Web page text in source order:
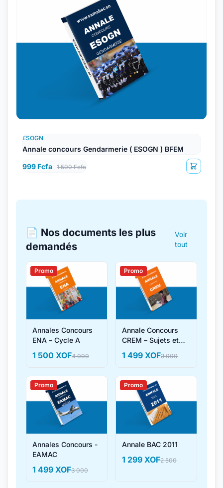
ESOGN
Annale concours Gendarmerie ( ESOGN ) BFEM
999 Fcfa 1 500 Fcfa
📄 Nos documents les plus
demandés
Voir
tout
Promo
Annales Concours
ENA – Cycle A
1 500 XOF4 000
Promo
Annale Concours
CREM – Sujets et
1 499 XOF3 000
Promo
Annales Concours -
EAMAC
1 499 XOF3 000
Promo
Annale BAC 2011
1 299 XOF2 500